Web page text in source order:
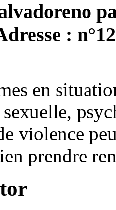
:
en
violence
prendre